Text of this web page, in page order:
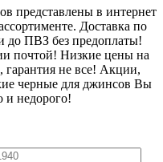
представлены в интернет
Доставка по
до ПВЗ без предоплаты!
почтой! Низкие цены на
гарантия не все! Акции,
черные для джинсов Вы
и недорого!